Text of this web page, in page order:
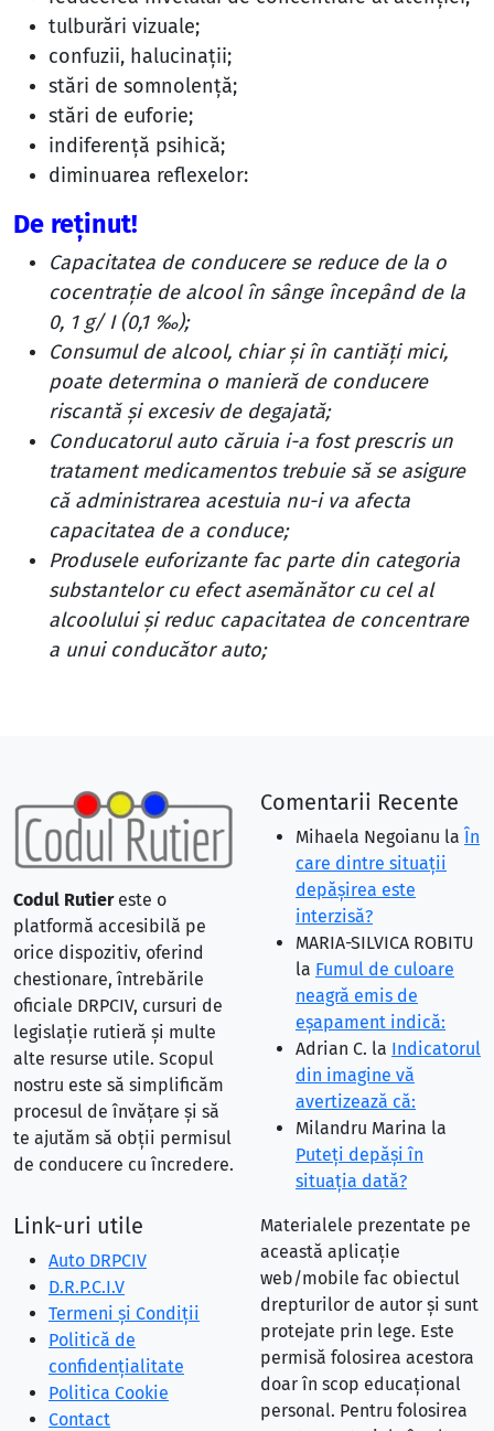
tulburări vizuale;
confuzii, halucinaţii;
stări de somnolenţă;
stări de euforie;
indiferenţă psihică;
diminuarea reflexelor:
De reţinut!
Capacitatea de conducere se reduce de la o
cocentraţie de alcool în sânge începând de la
0, 1 g/ I (0,1 ‰);
Consumul de alcool, chiar şi în cantiăţi mici,
poate determina o manieră de conducere
riscantă şi excesiv de degajată;
Conducatorul auto căruia i-a fost prescris un
tratament medicamentos trebuie să se asigure
că administrarea acestuia nu-i va afecta
capacitatea de a conduce;
Produsele euforizante fac parte din categoria
substantelor cu efect asemănător cu cel al
alcoolului şi reduc capacitatea de concentrare
a unui conducător auto;
Codul Rutiereste o
platformă accesibilă pe
orice dispozitiv, oferind
chestionare, întrebările
oficiale DRPCIV, cursuri de
legislație rutieră și multe
alte resurse utile. Scopul
nostru este să simplificăm
procesul de învățare și să
te ajutăm să obții permisul
de conducere cu încredere.
Comentarii Recente
Mihaela Negoianu la În
care dintre situaţii
depăşirea este
interzisă?
MARIA-SILVICA ROBITU
la Fumul de culoare
neagră emis de
eşapament indică:
Adrian C. la Indicatorul
din imagine vă
avertizează că:
Milandru Marina la
Puteţi depăşi în
situaţia dată?
Link-uri utile
Auto DRPCIV
D.R.P.C.I.V
Termeni și Condiții
Politică de
confidențialitate
Politica Cookie
Contact
Materialele prezentate pe
această aplicație
web/mobile fac obiectul
drepturilor de autor și sunt
protejate prin lege. Este
permisă folosirea acestora
doar în scop educațional
personal. Pentru folosirea